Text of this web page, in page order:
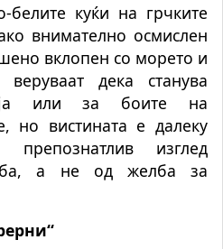
куќи на грчките
внимателно осмислен
вклопен со морето и
дека станува
или за боите на
но вистината е далеку
препознатлив изглед
а не од желба за